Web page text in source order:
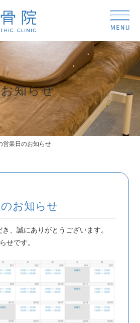
お知らせ
営業日のお知らせ
お知らせ
、誠にありがとうございます。
せです。